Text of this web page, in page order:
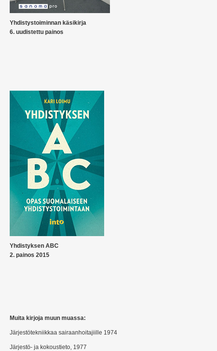
Yhdistystoiminnan käsikirja
6. uudistettu painos
Yhdistyksen ABC
2. painos 2015
Muita kirjoja muun muassa:
Järjestötekniikkaa sairaanhoitajiille 1974
Järjestö- ja kokoustieto, 1977